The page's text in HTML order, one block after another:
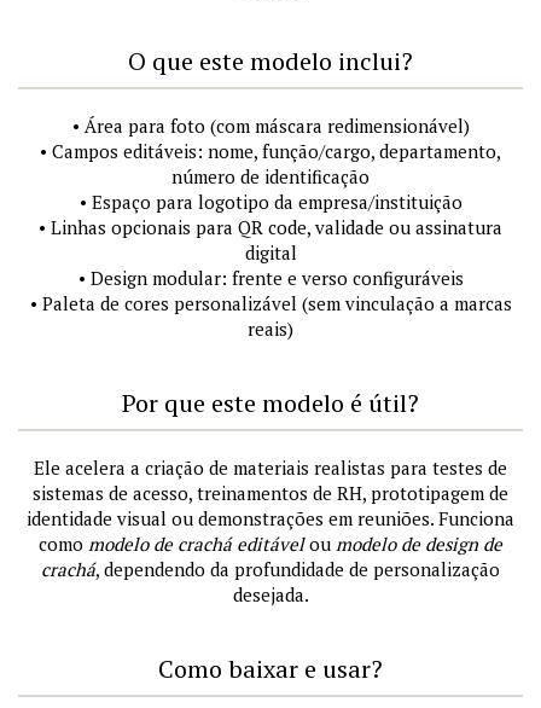
O que este modelo inclui?
• Área para foto (com máscara redimensionável)
• Campos editáveis: nome, função/cargo, departamento,
número de identificação
• Espaço para logotipo da empresa/instituição
• Linhas opcionais para QR code, validade ou assinatura
digital
• Design modular: frente e verso configuráveis
• Paleta de cores personalizável (sem vinculação a marcas
reais)
Por que este modelo é útil?
Ele acelera a criação de materiais realistas para testes de
sistemas de acesso, treinamentos de RH, prototipagem de
identidade visual ou demonstrações em reuniões. Funciona
como modelo de crachá editávelou modelo de design de
crachá, dependendo da profundidade de personalização
desejada.
Como baixar e usar?